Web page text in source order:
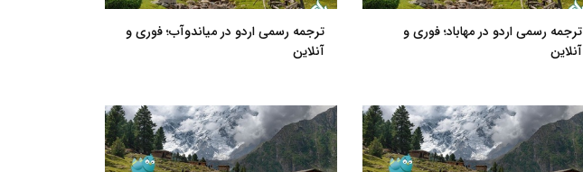
ترجمه رسمی اردو در مهاباد؛ فوری و
آنلاین
ترجمه رسمی اردو در میاندوآب؛ فوری و
آنلاین